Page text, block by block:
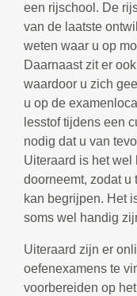
een rijschool. De
van de laatste
weten waar u op
Daarnaast zit er
waardoor u zich
u op de
lesstof tijdens een
nodig dat u van
Uiteraard is het wel
doorneemt, zodat u
kan begrijpen. Het
soms wel handig
Uiteraard zijn er
oefenexamens te
voorbereiden op